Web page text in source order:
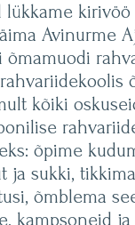
lükkame
Avinurme
õmamuodi
kõiki
õpime
ja sukki,
õmblema
kampsoneid